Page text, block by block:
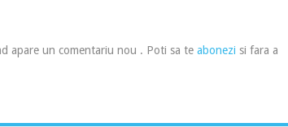
apare un comentariu nou . Poti sa te abonezi si fara a